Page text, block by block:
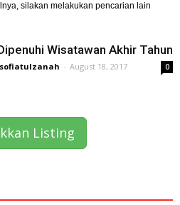
silakan melakukan pencarian lain
Wisatawan Akhir Tahun
- August 18, 2017 0
Listing